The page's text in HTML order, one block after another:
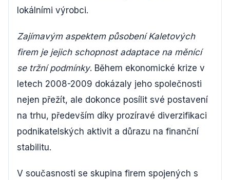
lokálními výrobci.
Zajímavým aspektem působení Kaletových
firem je jejich schopnost adaptace na měnící
se tržní podmínky. Během ekonomické krize v
letech 2008-2009 dokázaly jeho společnosti
nejen přežít, ale dokonce posílit své postavení
na trhu, především díky prozíravé diverzifikaci
podnikatelských aktivit a důrazu na finanční
stabilitu.
V současnosti se skupina firem spojených s